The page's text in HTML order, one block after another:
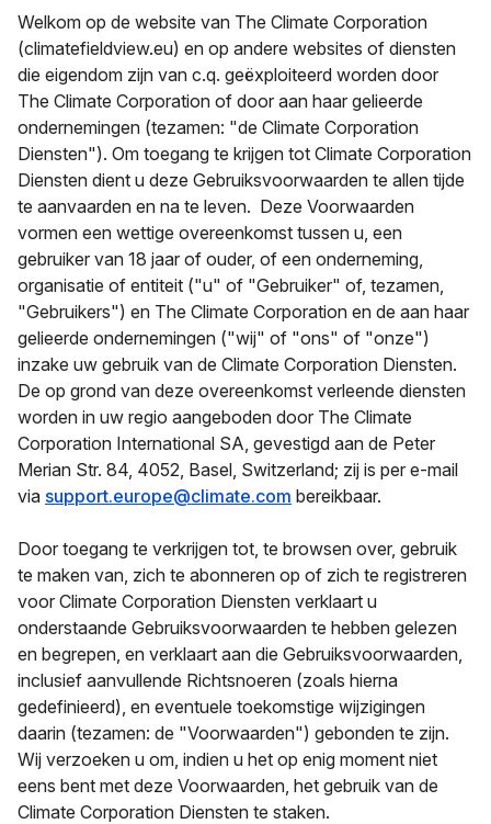
Welkom op de website van The Climate Corporation
(climatefieldview.eu) en op andere websites of diensten
die eigendom zijn van c.q. geëxploiteerd worden door
The Climate Corporation of door aan haar gelieerde
ondernemingen (tezamen: "de Climate Corporation
Diensten"). Om toegang te krijgen tot Climate Corporation
Diensten dient u deze Gebruiksvoorwaarden te allen tijde
te aanvaarden en na te leven. Deze Voorwaarden
vormen een wettige overeenkomst tussen u, een
gebruiker van 18 jaar of ouder, of een onderneming,
organisatie of entiteit ("u" of "Gebruiker" of, tezamen,
"Gebruikers") en The Climate Corporation en de aan haar
gelieerde ondernemingen ("wij" of "ons" of "onze")
inzake uw gebruik van de Climate Corporation Diensten.
De op grond van deze overeenkomst verleende diensten
worden in uw regio aangeboden door The Climate
Corporation International SA, gevestigd aan de Peter
Merian Str. 84, 4052, Basel, Switzerland; zij is per e-mail
via support.europe@climate.com bereikbaar.
Door toegang te verkrijgen tot, te browsen over, gebruik
te maken van, zich te abonneren op of zich te registreren
voor Climate Corporation Diensten verklaart u
onderstaande Gebruiksvoorwaarden te hebben gelezen
en begrepen, en verklaart aan die Gebruiksvoorwaarden,
inclusief aanvullende Richtsnoeren (zoals hierna
gedefinieerd), en eventuele toekomstige wijzigingen
daarin (tezamen: de "Voorwaarden") gebonden te zijn.
Wij verzoeken u om, indien u het op enig moment niet
eens bent met deze Voorwaarden, het gebruik van de
Climate Corporation Diensten te staken.